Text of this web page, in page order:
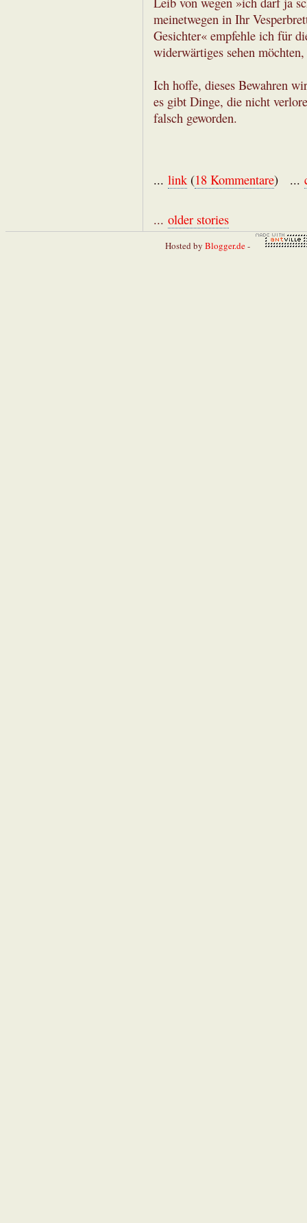
meinetwegen in Ihr
Gesichter« empfehle ich für
widerwärtiges sehen
Ich hoffe, dieses Bewahren
es gibt Dinge, die nicht
falsch geworden.
... link(18 Kommentare) ...
... older stories
Hosted by Blogger.de-